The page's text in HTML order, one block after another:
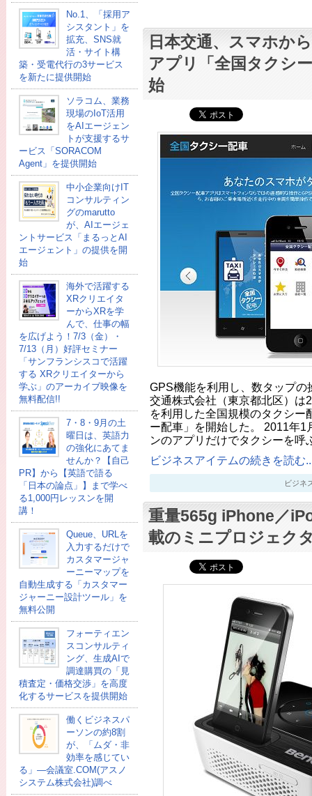
No.1、「採用ア
シスタント」を
拡充、SNS就
活・サイト構
築・受電代行の3サービス
を新たに提供開始
ソラコム、業務
現場のIoT活用
をAIエージェン
トが支援するサ
ービス「SORACOM
Agent」を提供開始
中小企業向けIT
コンサルティン
グのmarutto
が、AIエージェ
ントサービス「まるっとAI
エージェント」の提供を開
始
海外で活躍する
XRクリエイタ
ーからXRを学
んで、仕事の幅
を広げよう！7/3（金）・
7/13（月）好評セミナー
「サンフランシスコで活躍
する XRクリエイターから
学ぶ」のアーカイブ映像を
無料配信!!
7・8・9月の土
曜日は、英語力
の強化にあてま
せんか？【自己
PR】から【英語で語る
「日本の論点」】まで学べ
る1,000円レッスンを開
講！
Queue、URLを
入力するだけで
カスタマージャ
ーニーマップを
自動生成する「カスタマー
ジャーニー設計ツール」を
無料公開
フォーティエン
スコンサルティ
ング、生成AIで
調達購買の「見
積査定・価格交渉」を高度
化するサービスを提供開始
働くビジネスパ
ーソンの約8割
が、「ムダ・非
効率を感じてい
る」―会議室.COM(アスノ
システム株式会社)調べ
日本交通、スマホか
アプリ「全国タクシ
始
GPS機能を利用し、数タップの
交通株式会社（東京都北区）は
を利用した全国規模のタクシー
ー配車」を開始した。 2011年1
ンのアプリだけでタクシーを
ビジネスアイテムの続きを読む
ビジネ
重量565g iPhone／
載のミニプロジェク